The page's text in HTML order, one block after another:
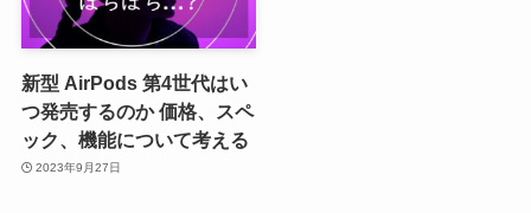
新型 AirPods 第4世代はい
つ発売するのか 価格、スペ
ック、機能について考える
2023年9月27日